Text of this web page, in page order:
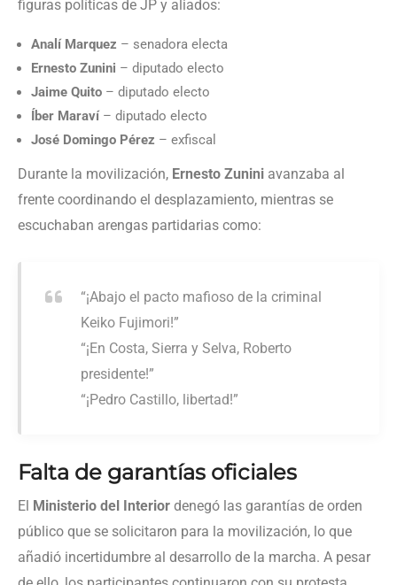
figuras políticas de JP y aliados:
Analí Marquez – senadora electa
Ernesto Zunini – diputado electo
Jaime Quito – diputado electo
Íber Maraví – diputado electo
José Domingo Pérez – exfiscal
Durante la movilización, Ernesto Zunini avanzaba al
frente coordinando el desplazamiento, mientras se
escuchaban arengas partidarias como:
“¡Abajo el pacto mafioso de la criminal
Keiko Fujimori!”
“¡En Costa, Sierra y Selva, Roberto
presidente!”
“¡Pedro Castillo, libertad!”
Falta de garantías oficiales
El Ministerio del Interior denegó las garantías de orden
público que se solicitaron para la movilización, lo que
añadió incertidumbre al desarrollo de la marcha. A pesar